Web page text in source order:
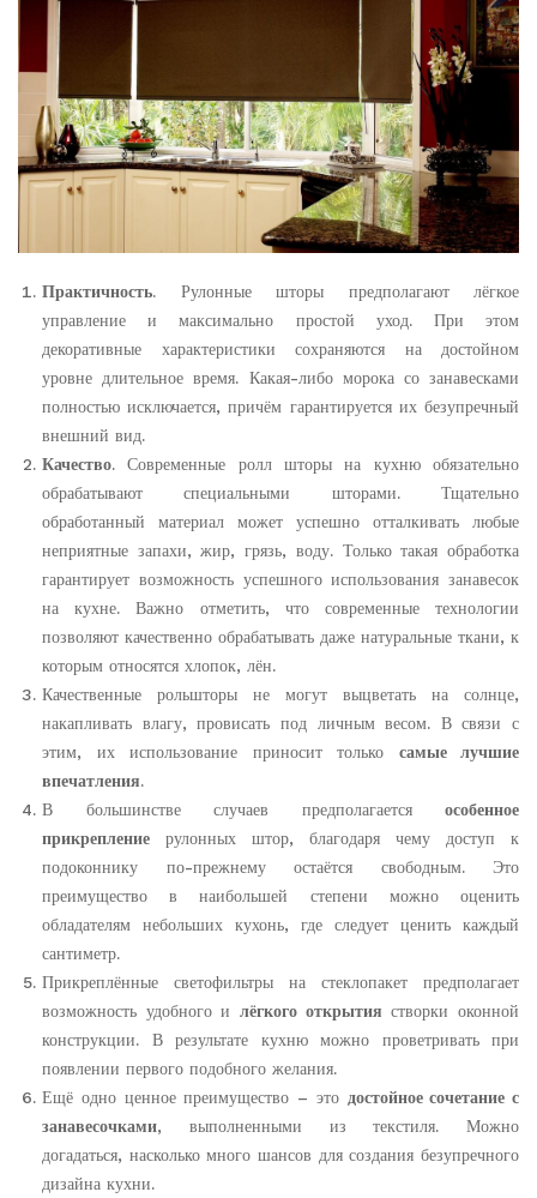
Практичность. Рулонные шторы предполагают лёгкое
управление и максимально простой уход. При этом
декоративные характеристики сохраняются на достойном
уровне длительное время. Какая-либо морока со занавесками
полностью исключается, причём гарантируется их безупречный
внешний вид.
Качество. Современные ролл шторы на кухню обязательно
обрабатывают специальными шторами. Тщательно
обработанный материал может успешно отталкивать любые
неприятные запахи, жир, грязь, воду. Только такая обработка
гарантирует возможность успешного использования занавесок
на кухне. Важно отметить, что современные технологии
позволяют качественно обрабатывать даже натуральные ткани, к
которым относятся хлопок, лён.
Качественные рольшторы не могут выцветать на солнце,
накапливать влагу, провисать под личным весом. В связи с
этим, их использование приносит только самые лучшие
впечатления.
В большинстве случаев предполагается особенное
прикрепление рулонных штор, благодаря чему доступ к
подоконнику по-прежнему остаётся свободным. Это
преимущество в наибольшей степени можно оценить
обладателям небольших кухонь, где следует ценить каждый
сантиметр.
Прикреплённые светофильтры на стеклопакет предполагает
возможность удобного и лёгкого открытия створки оконной
конструкции. В результате кухню можно проветривать при
появлении первого подобного желания.
Ещё одно ценное преимущество – это достойное сочетание с
занавесочками, выполненными из текстиля. Можно
догадаться, насколько много шансов для создания безупречного
дизайна кухни.